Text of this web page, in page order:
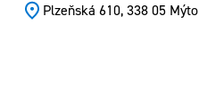
Plzeňská 610, 338 05 Mýto